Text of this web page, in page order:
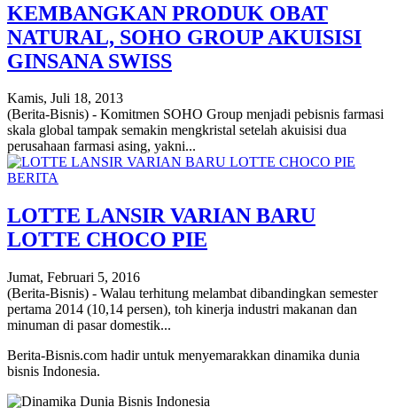
KEMBANGKAN PRODUK OBAT
NATURAL, SOHO GROUP AKUISISI
GINSANA SWISS
Kamis, Juli 18, 2013
(Berita-Bisnis) - Komitmen SOHO Group menjadi pebisnis farmasi
skala global tampak semakin mengkristal setelah akuisisi dua
perusahaan farmasi asing, yakni...
BERITA
LOTTE LANSIR VARIAN BARU
LOTTE CHOCO PIE
Jumat, Februari 5, 2016
(Berita-Bisnis) - Walau terhitung melambat dibandingkan semester
pertama 2014 (10,14 persen), toh kinerja industri makanan dan
minuman di pasar domestik...
Berita-Bisnis.com hadir untuk menyemarakkan dinamika dunia
bisnis Indonesia.